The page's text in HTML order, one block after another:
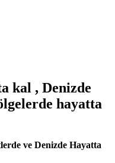
kal , Denizde
hayatta
ve Denizde Hayatta